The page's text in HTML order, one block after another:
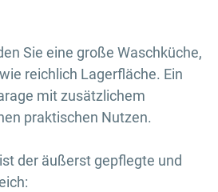
Sie eine große Waschküche,
reichlich Lagerfläche. Ein
mit zusätzlichem
praktischen Nutzen.
der äußerst gepflegte und